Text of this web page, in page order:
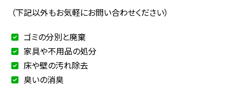
（下記以外もお気軽にお問い合わせください）
ゴミの分別と廃棄
家具や不用品の処分
床や壁の汚れ除去
臭いの消臭